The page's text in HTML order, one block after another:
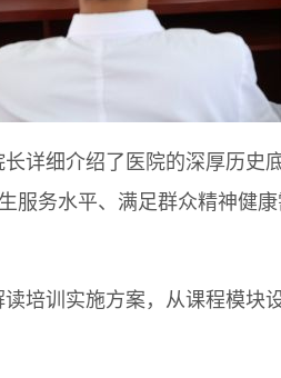
详细介绍了医院的深厚历史
服务水平、满足群众精神健
培训实施方案，从课程模块